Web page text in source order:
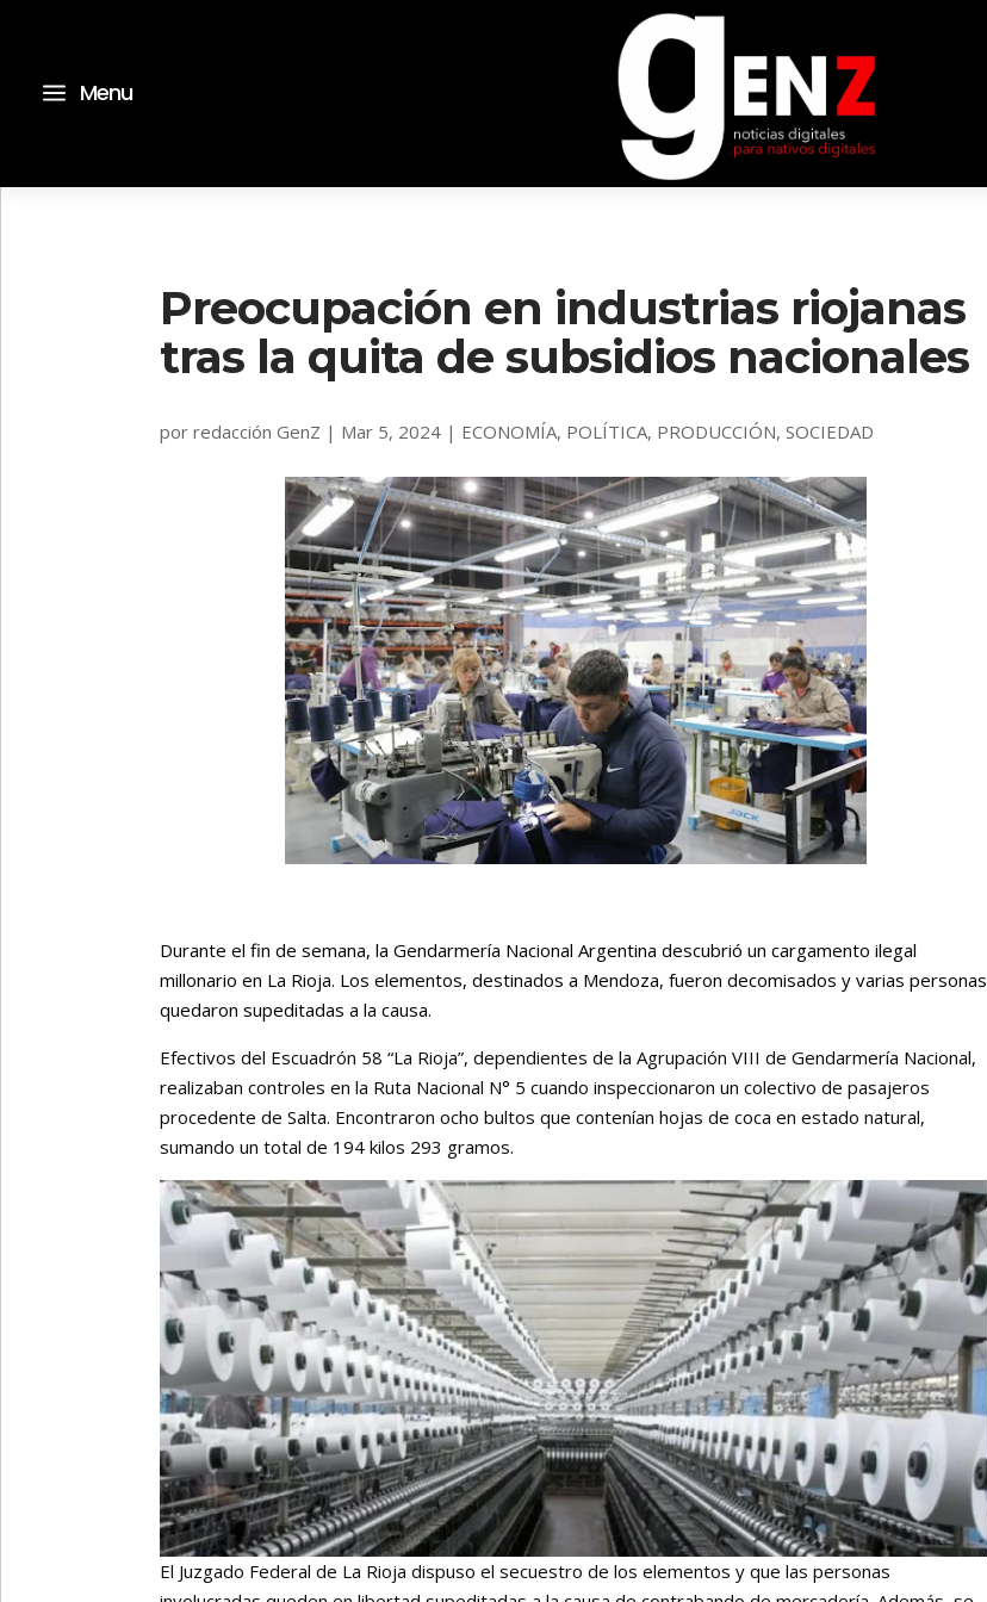
a Menu
Preocupación en industrias riojanas
tras la quita de subsidios nacionales
porredacción GenZ | Mar 5, 2024 | ECONOMÍA, POLÍTICA, PRODUCCIÓN,SOCIEDAD
Durante el fin de semana, la Gendarmería Nacional Argentina descubrió un cargamento ilegal
millonario en La Rioja. Los elementos, destinados a Mendoza, fueron decomisados y varias personas
quedaron supeditadas a la causa.
Efectivos del Escuadrón 58 “La Rioja”, dependientes de la Agrupación VIII de Gendarmería Nacional,
realizaban controles en la Ruta Nacional N° 5 cuando inspeccionaron un colectivo de pasajeros
procedente de Salta. Encontraron ocho bultos que contenían hojas de coca en estado natural,
sumando un total de 194 kilos 293 gramos.
El Juzgado Federal de La Rioja dispuso el secuestro de los elementos y que las personas